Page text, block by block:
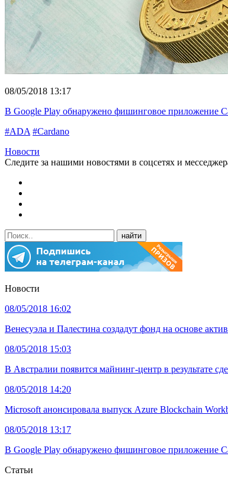
08/05/2018 13:17
В Google Play обнаружено фишинговое приложение
#ADA #Cardano
Новости
Следите за нашими новостями в соцсетях и
Новости
08/05/2018 16:02
Венесуэла и Палестина создадут фонд на основе
08/05/2018 15:03
В Австралии появится майнинг-центр в результате
08/05/2018 14:20
Microsoft анонсировала выпуск Azure Blockchain
08/05/2018 13:17
В Google Play обнаружено фишинговое приложение
Статьи